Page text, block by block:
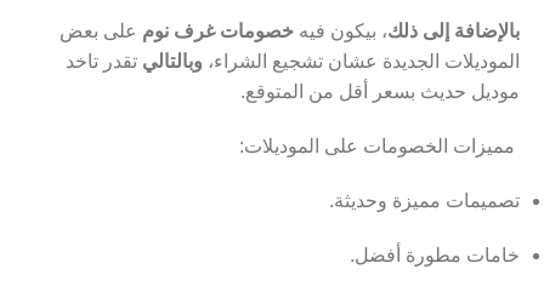
بالإضافة إلى ذلك، بيكون فيه خصومات غرف نوم على بعض
الموديلات الجديدة عشان تشجيع الشراء، وبالتالي تقدر تاخد
موديل حديث بسعر أقل من المتوقع.
مميزات الخصومات على الموديلات:
تصميمات مميزة وحديثة.
خامات مطورة أفضل.